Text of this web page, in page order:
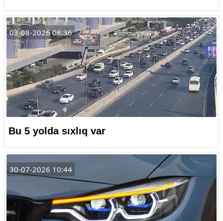
03-08-2026 08:36
Bu 5 yolda sıxlıq var
30-07-2026 10:44